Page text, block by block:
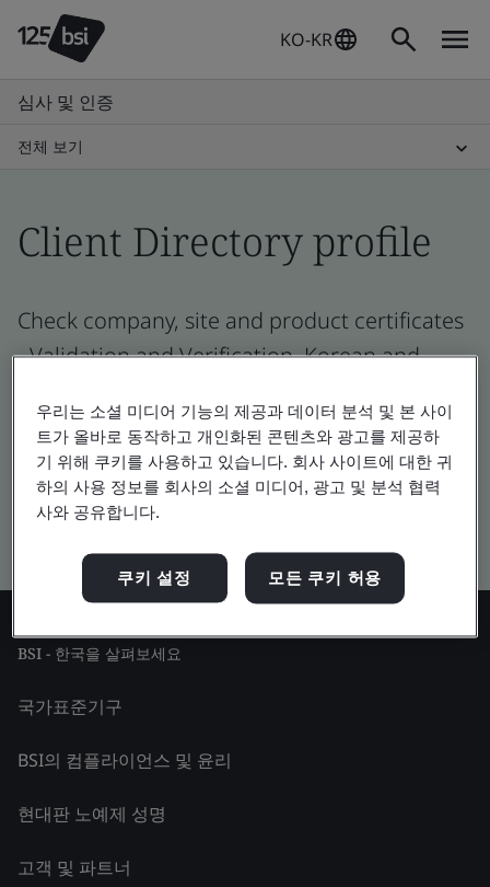
KO-KR
심사 및 인증
전체 보기
Client Directory profile
Check company, site and product certificates
- Validation and Verification, Korean and
BSI - 한국을 살펴보세요
국가표준기구
BSI의 컴플라이언스 및 윤리
현대판 노예제 성명
고객 및 파트너
우리는 소셜 미디어 기능의 제공과 데이터 분석 및 본 사이
트가 올바로 동작하고 개인화된 콘텐츠와 광고를 제공하
기 위해 쿠키를 사용하고 있습니다. 회사 사이트에 대한 귀
하의 사용 정보를 회사의 소셜 미디어, 광고 및 분석 협력
사와 공유합니다.
쿠키 설정 모든 쿠키 허용